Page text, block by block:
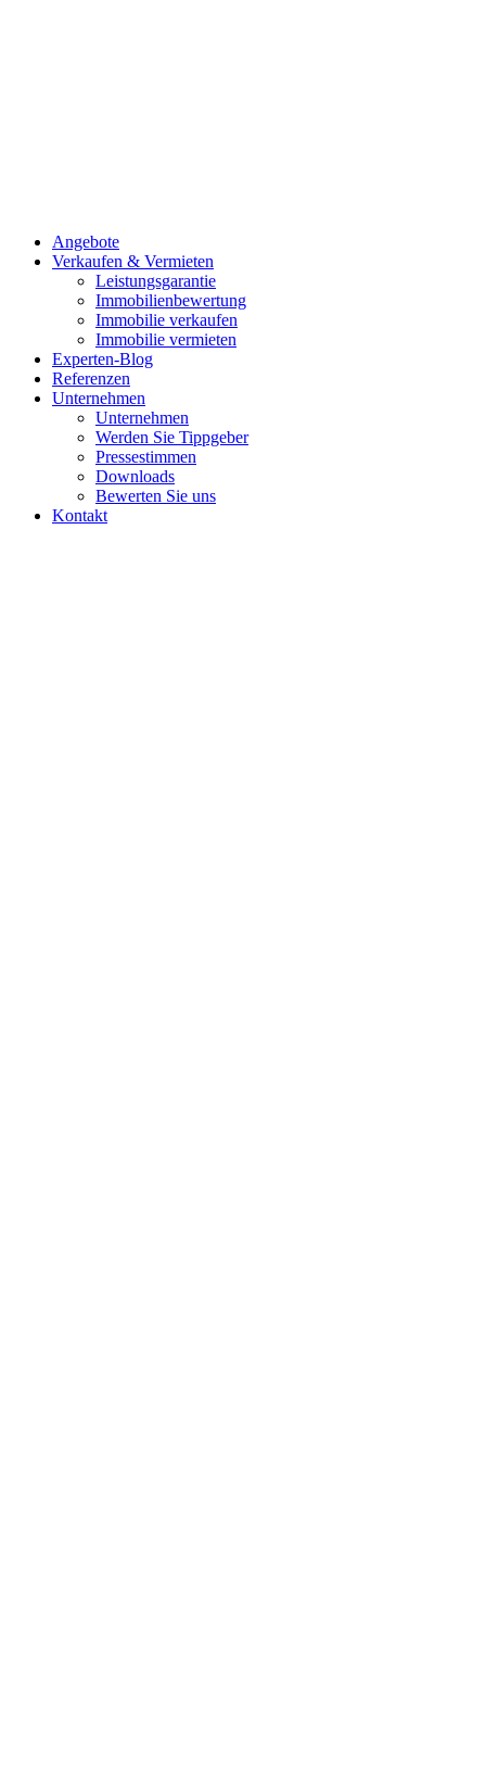
Angebote
Verkaufen & Vermieten
Leistungsgarantie
Immobilienbewertung
Immobilie verkaufen
Immobilie vermieten
Experten-Blog
Referenzen
Unternehmen
Unternehmen
Werden Sie Tippgeber
Pressestimmen
Downloads
Bewerten Sie uns
Kontakt